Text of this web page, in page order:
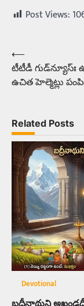
Post Views:
Post
navigation
⟵
టీటీడీ గుడ్‌న్యూస్ః
ఉచిత హెల్మెట్లు
Related Posts
Devotional
బద్రీనాథుని